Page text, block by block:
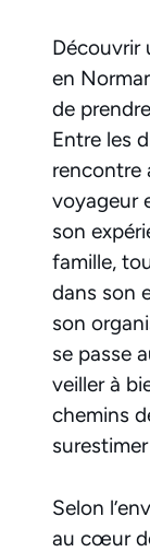
Découvrir
en
de
Entre les
rencontre
voyageur
son
famille,
dans son
son
se passe
veiller à
chemins
Selon
au cœur